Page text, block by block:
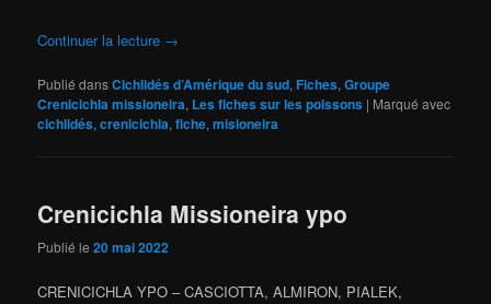
Continuer la lecture →
Publié dansCichlidés d’Amérique du sud,Fiches,Groupe
Crenicichla missioneira, Les fiches sur les poissons | Marqué avec
cichlidés,crenicichla,fiche,misioneira
Crenicichla Missioneira ypo
Publié le20 mai 2022
CRENICICHLA YPO – CASCIOTTA, ALMIRON, PIALEK,